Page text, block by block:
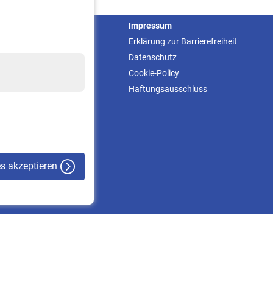
akzeptieren
Impressum
Erklärung zur Barrierefreiheit
Datenschutz
Cookie-Policy
Haftungsausschluss